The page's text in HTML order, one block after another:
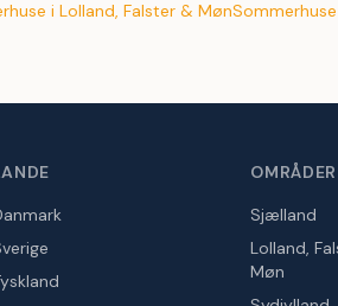
i Lolland, Falster & Møn
OMRÅDER
Sjælland
Lolland,
Møn